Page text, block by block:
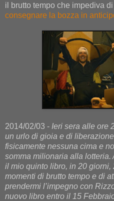
il brutto tempo che impediva
consegnare la bozza in
2014/02/03 - Ieri sera alle ore
un urlo di gioia e di
fisicamente nessuna cima e
somma milionaria alla lotteria.
il mio quinto libro, in 20
momenti di brutto tempo e di
prendermi l’impegno con
nuovo libro entro il 15